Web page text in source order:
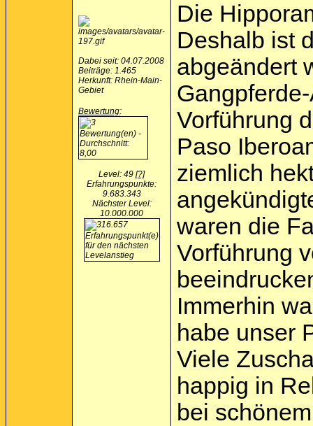
Dabei seit: 04.07.2008
Beiträge: 1.465
Herkunft: Rhein-Main-
Gebiet
Bewertung:
Level: 49 [?]
Erfahrungspunkte:
9.683.343
Nächster Level:
10.000.000
Die
Deshalb ist
abgeändert
Vorführung
Paso
ziemlich
waren die
Vorführung
Immerhin
habe unser
Viele
happig in
bei